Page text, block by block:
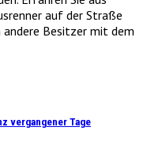
auf der Straße
Besitzer mit dem
vergangener Tage